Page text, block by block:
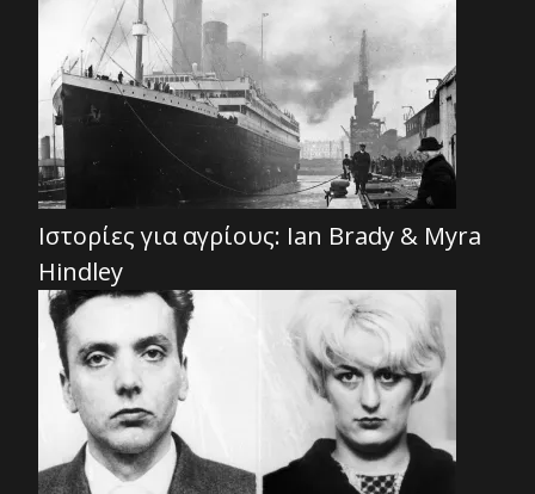
Ιστορίες για αγρίους: Ian Brady & Myra
Hindley